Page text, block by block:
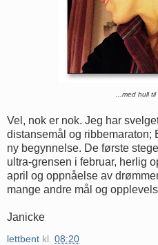
...med hull
Vel, nok er nok. Jeg har
distansemål og ribbemaraton;
ny begynnelse. De første
ultra-grensen i februar, herlig
april og oppnåelse av
mange andre mål og
Janicke
lettbent kl. 08:20